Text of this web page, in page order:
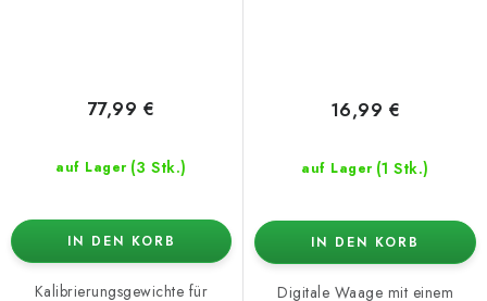
auf Lager (3 Stk.)
77,99 €
IN DEN KORB
Kalibrierungsgewichte für
auf Lager (1 Stk.)
16,99 €
IN DEN KORB
Digitale Waage mit einem